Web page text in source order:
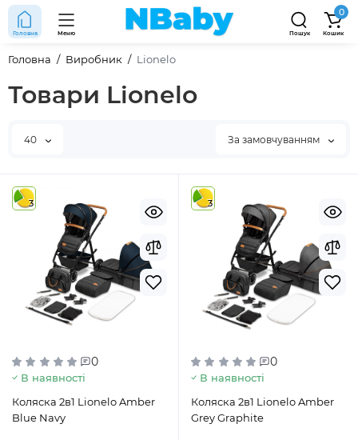
Головна Меню Пошук
0
Кошик
Головна Виробник Lionelo
Товари Lionelo
40 За замовчуванням
3
0
В наявності
Коляска 2в1 Lionelo Amber
Blue Navy
3
0
В наявності
Коляска 2в1 Lionelo Amber
Grey Graphite